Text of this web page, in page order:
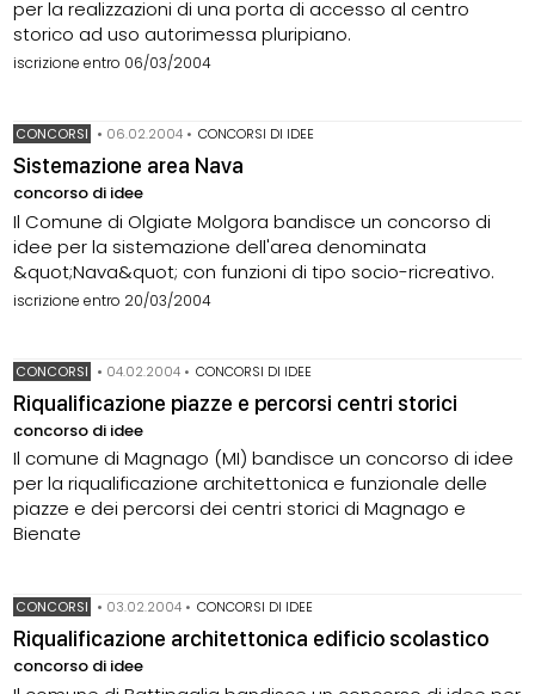
per la realizzazioni di una porta di accesso al centro
storico ad uso autorimessa pluripiano.
iscrizione entro 06/03/2004
CONCORSI • 06.02.2004 • CONCORSI DI IDEE
Sistemazione area Nava
concorso di idee
Il Comune di Olgiate Molgora bandisce un concorso di
idee per la sistemazione dell'area denominata
&quot;Nava&quot; con funzioni di tipo socio-ricreativo.
iscrizione entro 20/03/2004
CONCORSI • 04.02.2004 • CONCORSI DI IDEE
Riqualificazione piazze e percorsi centri storici
concorso di idee
Il comune di Magnago (MI) bandisce un concorso di idee
per la riqualificazione architettonica e funzionale delle
piazze e dei percorsi dei centri storici di Magnago e
Bienate
CONCORSI • 03.02.2004 • CONCORSI DI IDEE
Riqualificazione architettonica edificio scolastico
concorso di idee